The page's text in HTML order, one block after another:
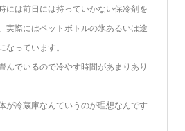
には前日には持っていかない保冷剤を
実際にはペットボトルの氷あるいは途
なっています。
んでいるので冷やす時間があまりあり
が冷蔵庫なんていうのが理想なんです